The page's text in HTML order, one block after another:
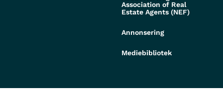
Association of Real
Estate Agents (NEF)
Annonsering
Mediebibliotek